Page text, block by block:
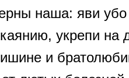
наша: яви
укрепи на
и